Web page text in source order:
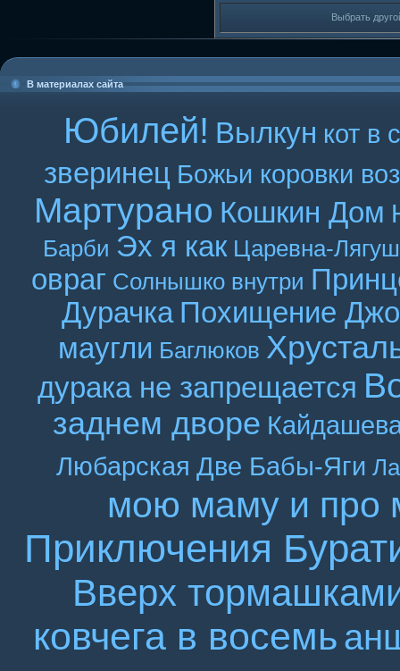
Выбрать
В материалах сайта
Юбилей! Вылкун кот в
зверинец Божьи коровки
Мартурано Кошкин Дом
Барби Эх я как Царевна-
овраг Солнышко внутри
Дурачка Похищение
маугли Баглюков
дурака не запрещается
заднем дворе
Любарская Две Бабы-Яги
мою маму и про
Приключения
Вверх
ковчега в восемь